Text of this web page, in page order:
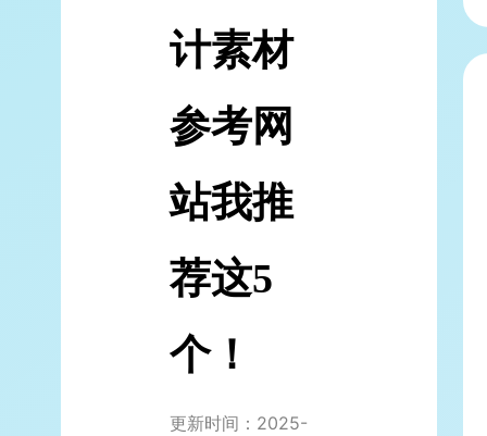
计素材
参考网
站我推
荐这5
个！
更新时间：2025-